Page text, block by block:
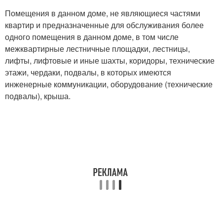
Помещения в данном доме, не являющиеся частями
квартир и предназначенные для обслуживания более
одного помещения в данном доме, в том числе
межквартирные лестничные площадки, лестницы,
лифты, лифтовые и иные шахты, коридоры, технические
этажи, чердаки, подвалы, в которых имеются
инженерные коммуникации, оборудование (технические
подвалы), крыша.